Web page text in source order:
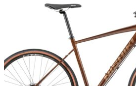
varesiden
vare
har
flere
varianter.
Mulighederne
kan
vælges
på